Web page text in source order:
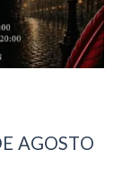
AGOSTO